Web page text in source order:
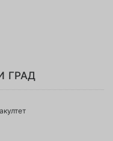
град